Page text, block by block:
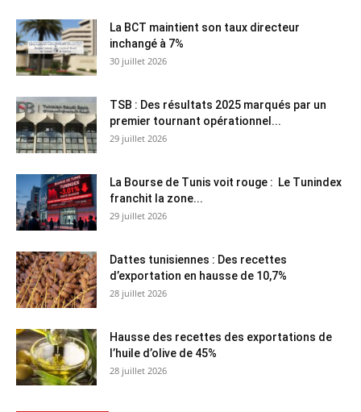
La BCT maintient son taux directeur
inchangé à 7%
30 juillet 2026
TSB : Des résultats 2025 marqués par un
premier tournant opérationnel...
29 juillet 2026
La Bourse de Tunis voit rouge : Le Tunindex
franchit la zone...
29 juillet 2026
Dattes tunisiennes : Des recettes
d’exportation en hausse de 10,7%
28 juillet 2026
Hausse des recettes des exportations de
l’huile d’olive de 45%
28 juillet 2026